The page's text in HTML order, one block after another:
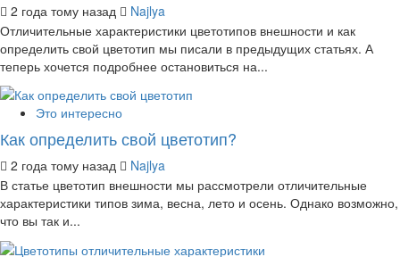
2 года тому назад
Najlya
Отличительные характеристики цветотипов внешности и как
определить свой цветотип мы писали в предыдущих статьях. А
теперь хочется подробнее остановиться на...
Это интересно
Как определить свой цветотип?
2 года тому назад
Najlya
В статье цветотип внешности мы рассмотрели отличительные
характеристики типов зима, весна, лето и осень. Однако возможно,
что вы так и...